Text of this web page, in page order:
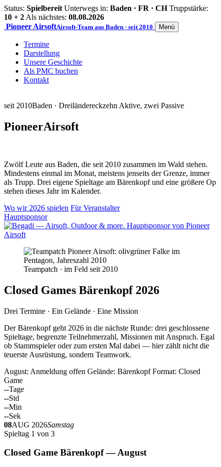
Status: Spielbereit Unterwegs in: Baden · FR · CH Truppstärke:
10 + 2 Als nächstes: 08.08.2026
Pioneer AirsoftAirsoft-Team aus Baden · seit 2010 Menü
Termine
Darstellung
Unsere Geschichte
Als PMC buchen
Kontakt
seit 2010Baden · Dreiländereckzehn Aktive, zwei Passive
PioneerAirsoft
Zwölf Leute aus Baden, die seit 2010 zusammen im Wald stehen.
Mindestens einmal im Monat, meistens jenseits der Grenze, immer
als Trupp. Drei eigene Spieltage am Bärenkopf und eine größere Op
stehen dieses Jahr im Kalender.
Wo wir 2026 spielen Für Veranstalter
Hauptsponsor
Teampatch · im Feld seit 2010
Closed Games Bärenkopf 2026
Drei Termine · Ein Gelände · Eine Mission
Der Bärenkopf geht 2026 in die nächste Runde: drei geschlossene
Spieltage, begrenzte Teilnehmerzahl, Missionen mit Anspruch. Egal
ob Stammspieler oder zum ersten Mal dabei — hier zählt nicht die
teuerste Ausrüstung, sondern Teamwork.
August: Anmeldung offen Gelände: Bärenkopf Format: Closed
Game
--Tage
--Std
--Min
--Sek
08AUG 2026Samstag
Spieltag 1 von 3
Closed Game Bärenkopf — August